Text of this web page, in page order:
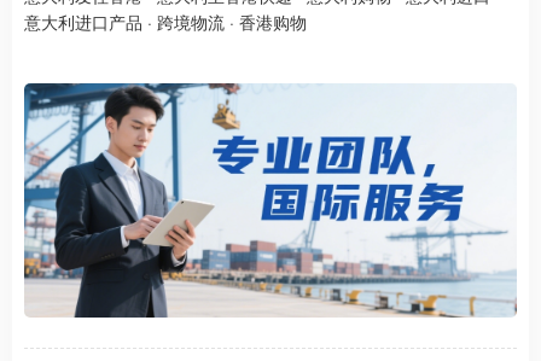
意大利进口产品 · 跨境物流 · 香港购物